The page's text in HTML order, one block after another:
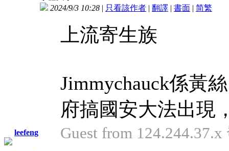
leefeng
2024/9/3 10:28 | 只看該作者 | 翻譯 | 書面 | 简繁
上流寄生族
Jimmychauck係黃
府搞國安大法出現
Guest from